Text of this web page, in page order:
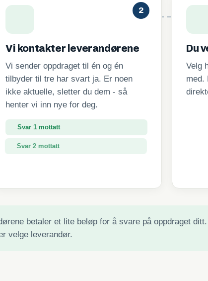
2
Vi kontakter leverandørene
Vi sender oppdraget til én og én
tilbyder til tre har svart ja. Er noen
ikke aktuelle, sletter du dem - så
henter vi inn nye for deg.
Svar 1 mottatt
Svar 2 mottatt
Du
Velg
med.
betaler et lite beløp for å svare på oppdraget
velge leverandør.